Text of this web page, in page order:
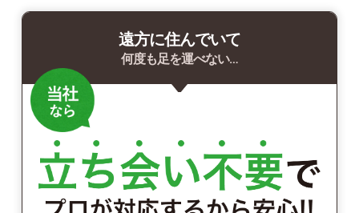
遠方に住んでいて
何度も足を運べない…